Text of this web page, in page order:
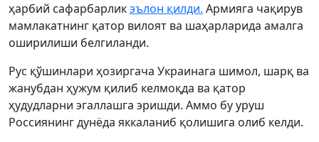
ҳарбий сафарбарликэълон қилди. Армияга чақирув
мамлакатнинг қатор вилоят ва шаҳарларида амалга
оширилиши белгиланди.
Рус қўшинлари ҳозиргача Украинага шимол, шарқ ва
жанубдан ҳужум қилиб келмоқда ва қатор
ҳудудларни эгаллашга эришди. Аммо бу уруш
Россиянинг дунёда яккаланиб қолишига олиб келди.